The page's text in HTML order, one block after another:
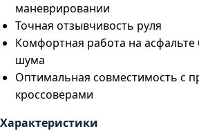
маневрировании
Точная отзывчивость руля
Комфортная работа на асфальте
шума
Оптимальная совместимость с
кроссоверами
Характеристики